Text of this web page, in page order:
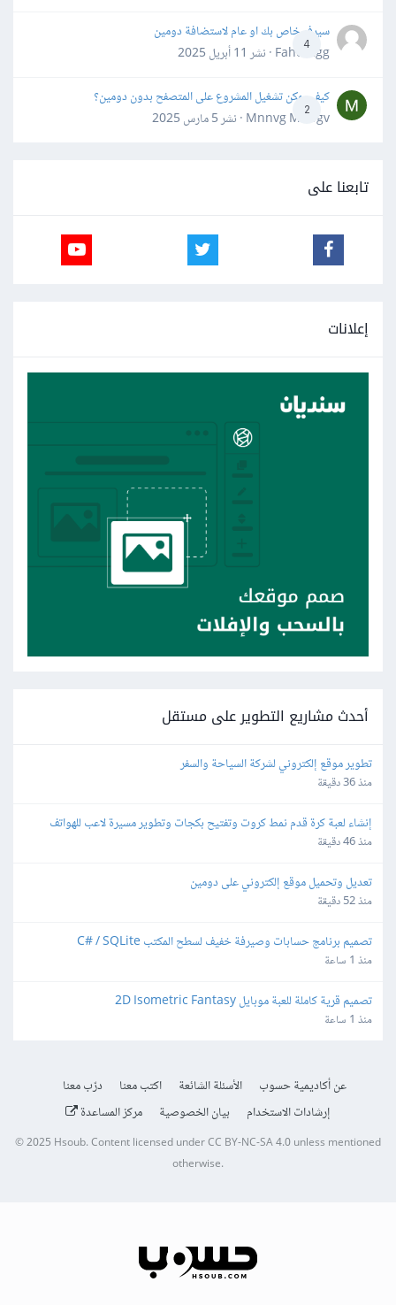
4
سيرفر خاص بك او عام لاستضافة دومين
Fahd Ggg · نشر
11 أبريل 2025
2
كيف يمكن تشغيل المشروع على المتصفح بدون دومين؟
Mnnvg Mnbgv · نشر
5 مارس 2025
تابعنا على
إعلانات
أحدث مشاريع التطوير على مستقل
تطوير موقع إلكتروني لشركة السياحة والسفر
منذ 36 دقيقة
إنشاء لعبة كرة قدم نمط كروت وتفتيح بكجات وتطوير مسيرة لاعب للهواتف
منذ 46 دقيقة
تعديل وتحميل موقع إلكتروني على دومين
منذ 52 دقيقة
تصميم برنامج حسابات وصيرفة خفيف لسطح المكتب C# / SQLite
منذ 1 ساعة
تصميم قرية كاملة للعبة موبايل 2D Isometric Fantasy
منذ 1 ساعة
عن أكاديمية حسوب الأسئلة الشائعة اكتب معنا
درّب معنا
إرشادات الاستخدام
بيان الخصوصية مركز المساعدة
© 2025 Hsoub.Content licensed underCC BY-NC-SA 4.0unless mentioned
otherwise.